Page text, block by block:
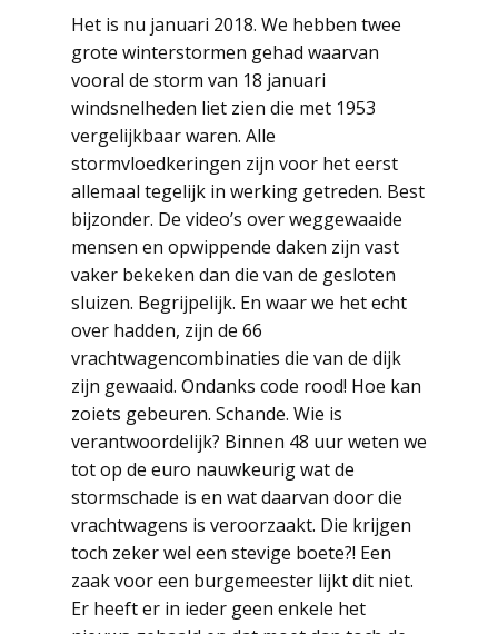
Het is nu januari 2018. We hebben twee
grote winterstormen gehad waarvan
vooral de storm van 18 januari
windsnelheden liet zien die met 1953
vergelijkbaar waren. Alle
stormvloedkeringen zijn voor het eerst
allemaal tegelijk in werking getreden. Best
bijzonder. De video’s over weggewaaide
mensen en opwippende daken zijn vast
vaker bekeken dan die van de gesloten
sluizen. Begrijpelijk. En waar we het echt
over hadden, zijn de 66
vrachtwagencombinaties die van de dijk
zijn gewaaid. Ondanks code rood! Hoe kan
zoiets gebeuren. Schande. Wie is
verantwoordelijk? Binnen 48 uur weten we
tot op de euro nauwkeurig wat de
stormschade is en wat daarvan door die
vrachtwagens is veroorzaakt. Die krijgen
toch zeker wel een stevige boete?! Een
zaak voor een burgemeester lijkt dit niet.
Er heeft er in ieder geen enkele het